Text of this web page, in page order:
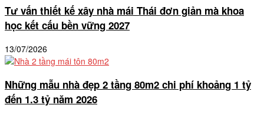
Tư vấn thiết kế xây nhà mái Thái đơn giản mà khoa
học kết cấu bền vững 2027
13/07/2026
Những mẫu nhà đẹp 2 tầng 80m2 chi phí khoảng 1 tỷ
đến 1.3 tỷ năm 2026